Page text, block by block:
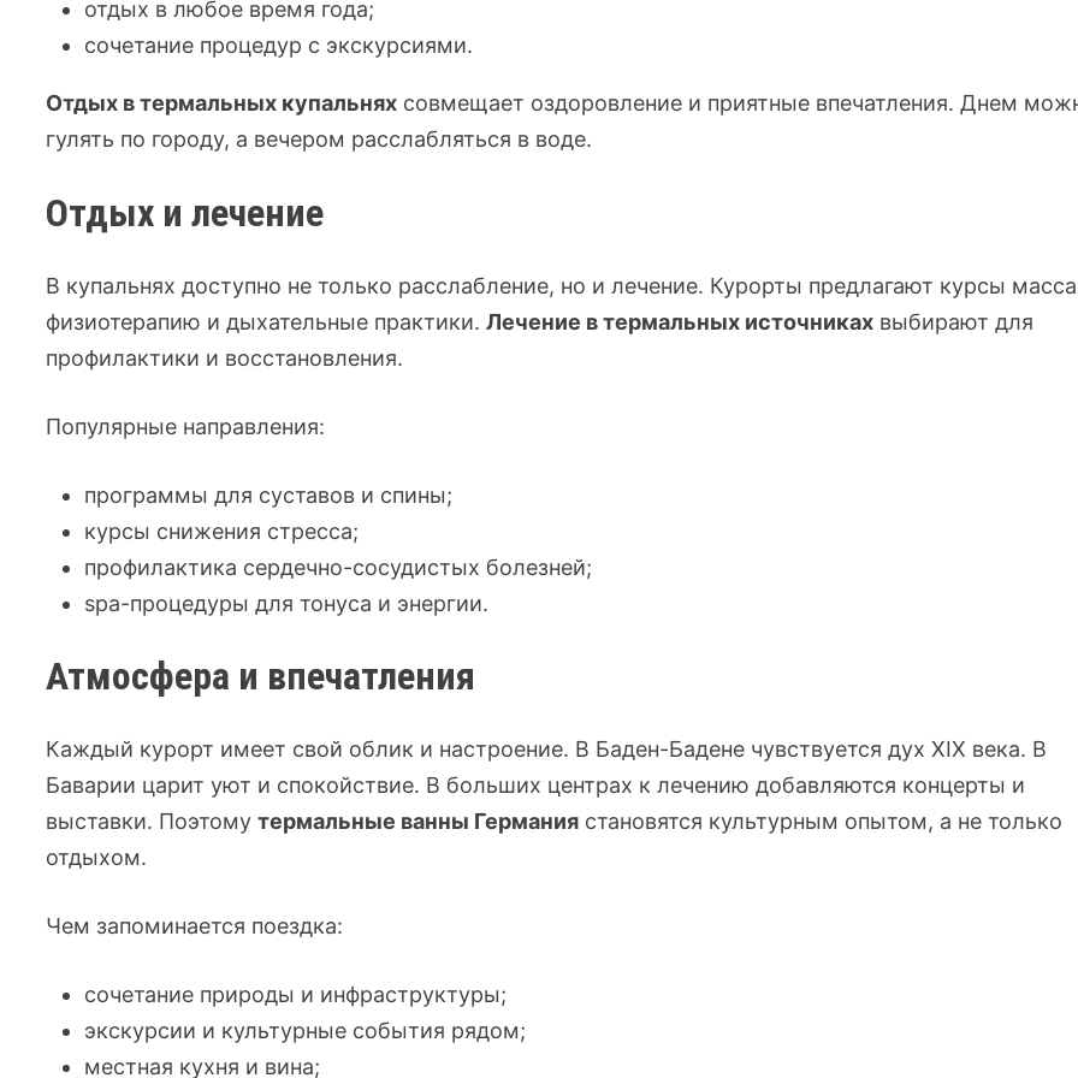
отдых в любое время года;
сочетание процедур с экскурсиями.
Отдых в термальных купальнях совмещает оздоровление и приятные впечатления. Днем
гулять по городу, а вечером расслабляться в воде.
Отдых и лечение
В купальнях доступно не только расслабление, но и лечение. Курорты предлагают курсы
физиотерапию и дыхательные практики.Лечение в термальных источниках выбирают для
профилактики и восстановления.
Популярные направления:
программы для суставов и спины;
курсы снижения стресса;
профилактика сердечно-сосудистых болезней;
spa-процедуры для тонуса и энергии.
Атмосфера и впечатления
Каждый курорт имеет свой облик и настроение. В Баден-Бадене чувствуется дух XIX века. В
Баварии царит уют и спокойствие. В больших центрах к лечению добавляются концерты и
выставки. Поэтомутермальные ванны Германия становятся культурным опытом, а не только
отдыхом.
Чем запоминается поездка:
сочетание природы и инфраструктуры;
экскурсии и культурные события рядом;
местная кухня и вина;